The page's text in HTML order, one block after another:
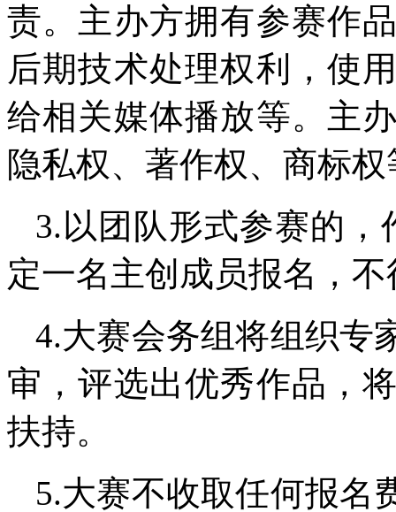
责。主办方拥有参赛作
后期技术处理权利，使
给相关媒体播放等。主
隐私权、著作权、商标
3.以团队形式参赛的
定一名主创成员报名，
4.大赛会务组将组织专
审，评选出优秀作品，
扶持。
5.大赛不收取任何报名